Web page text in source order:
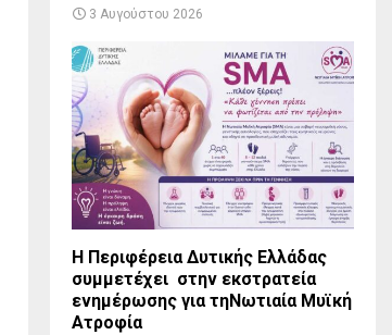
3 Αυγούστου 2026
Η Περιφέρεια Δυτικής Ελλάδας
συμμετέχει στην εκστρατεία
ενημέρωσης για τηΝωτιαία Μυϊκή
Ατροφία